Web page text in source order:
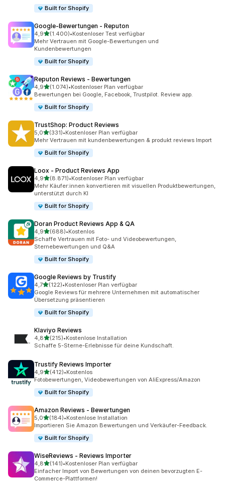
Built for Shopify
Google‑Bewertungen ‑ Reputon
4,9von 5 Sternen
(1.400)
1400 Rezensionen insgesamt
•Kostenloser Test verfügbar
Mehr Vertrauen mit Google-Bewertungen und
Kundenbewertungen
Built for Shopify
Reputon Reviews ‑ Bewertungen
4,9von 5 Sternen
(1.074)
1074 Rezensionen insgesamt
•Kostenloser Plan verfügbar
Bewertungen bei Google, Facebook, Trustpilot. Review app.
Built for Shopify
TrustShop: Product Reviews
5,0von 5 Sternen
(331)
331 Rezensionen insgesamt
•Kostenloser Plan verfügbar
Mehr Vertrauen mit kundenbewertungen & produkt reviews Import
Built for Shopify
Loox ‑ Product Reviews App
4,9von 5 Sternen
(8.871)
8871 Rezensionen insgesamt
•Kostenloser Plan verfügbar
Mehr Käufer:innen konvertieren mit visuellen Produktbewertungen,
unterstützt durch KI
Built for Shopify
Doran Product Reviews App & QA
4,9von 5 Sternen
(688)
688 Rezensionen insgesamt
•Kostenlos
Schaffe Vertrauen mit Foto- und Videobewertungen,
Sternebewertungen und Q&A
Built for Shopify
Google Reviews by Trustify
4,7von 5 Sternen
(122)
122 Rezensionen insgesamt
•Kostenloser Plan verfügbar
Google Reviews für mehrere Unternehmen mit automatischer
Übersetzung präsentieren
Built for Shopify
Klaviyo Reviews
4,8von 5 Sternen
(215)
215 Rezensionen insgesamt
•Kostenlose Installation
Schaffe 5-Sterne-Erlebnisse für deine Kundschaft.
Trustify Reviews Importer
4,9von 5 Sternen
(412)
412 Rezensionen insgesamt
•Kostenlos
Fotobewertungen, Videobewertungen von AliExpress/Amazon
Built for Shopify
Amazon Reviews ‑ Bewertungen
5,0von 5 Sternen
(184)
184 Rezensionen insgesamt
•Kostenlose Installation
Importieren Sie Amazon Bewertungen und Verkäufer-Feedback.
Built for Shopify
WiseReviews ‑ Reviews Importer
4,8von 5 Sternen
(141)
141 Rezensionen insgesamt
•Kostenloser Plan verfügbar
Einfacher Import von Bewertungen von deinen bevorzugten E-
Commerce-Plattformen!